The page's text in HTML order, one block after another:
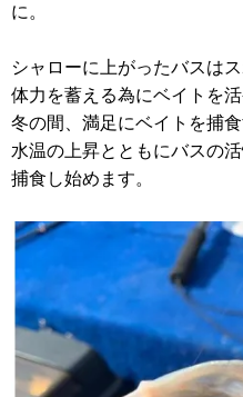
に。
シャローに上がったバスは
体力を蓄える為にベイトを
冬の間、満足にベイトを捕
水温の上昇とともにバスの
捕食し始めます。